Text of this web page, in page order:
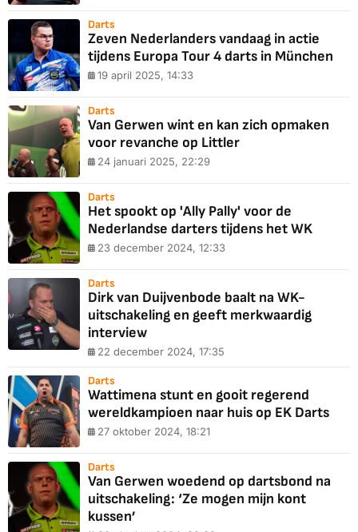
Darts
Zeven Nederlanders vandaag in actie
tijdens Europa Tour 4 darts in München
19 april 2025, 14:33
Darts
Van Gerwen wint en kan zich opmaken
voor revanche op Littler
24 januari 2025, 22:29
Darts
Het spookt op 'Ally Pally' voor de
Nederlandse darters tijdens het WK
23 december 2024, 12:33
Darts
Dirk van Duijvenbode baalt na WK-
uitschakeling en geeft merkwaardig
interview
22 december 2024, 17:35
Darts
Wattimena stunt en gooit regerend
wereldkampioen naar huis op EK Darts
27 oktober 2024, 18:21
Darts
Van Gerwen woedend op dartsbond na
uitschakeling: ‘Ze mogen mijn kont
kussen’